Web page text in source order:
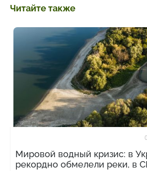
Читайте также
Мировой водный кризис: в
рекордно обмелели реки, в